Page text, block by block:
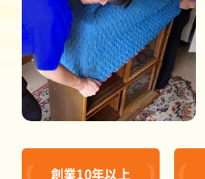
創業10年以上